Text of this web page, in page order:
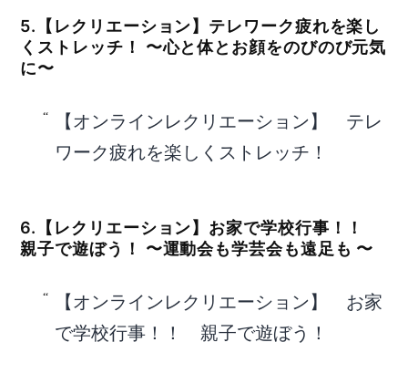
5.【レクリエーション】テレワーク疲れを楽し
くストレッチ！ 〜心と体とお顔をのびのび元気
に〜
【オンラインレクリエーション】 テレ
ワーク疲れを楽しくストレッチ！
6.【レクリエーション】お家で学校行事！！
親子で遊ぼう！ 〜運動会も学芸会も遠足も 〜
【オンラインレクリエーション】 お家
で学校行事！！ 親子で遊ぼう！